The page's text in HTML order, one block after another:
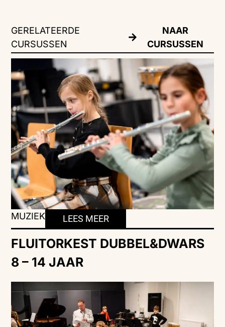
GERELATEERDE
CURSUSSEN
NAAR
CURSUSSEN
MUZIEK LEES MEER
FLUITORKEST DUBBEL&DWARS
8 – 14 JAAR